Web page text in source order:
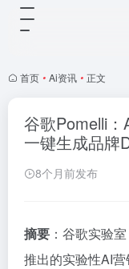
首页 • Ai资讯 • 正文
谷歌Pomelli
一键生成品牌
8个月前发布
摘要 ：谷歌实验
推出的实验性AI营